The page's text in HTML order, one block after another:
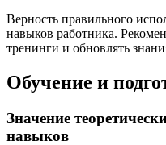
Верность правильного
навыков работника.
тренинги и обновлять
Обучение и
Значение
навыков